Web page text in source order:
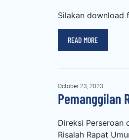
Silakan download
READ MORE
October 23, 2023
Pemanggilan
Direksi Perseroan
Risalah Rapat